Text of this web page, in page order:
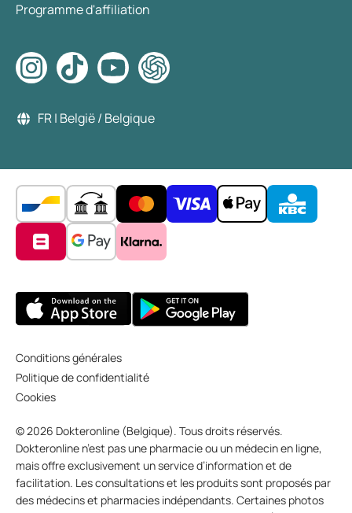
Programme d'affiliation
FR | België / Belgique
Conditions générales
Politique de confidentialité
Cookies
© 2026 Dokteronline (Belgique). Tous droits réservés.
Dokteronline n’est pas une pharmacie ou un médecin en ligne,
mais offre exclusivement un service d’information et de
facilitation. Les consultations et les produits sont proposés par
des médecins et pharmacies indépendants. Certaines photos